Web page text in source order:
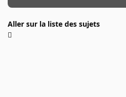
Aller sur la liste des sujets